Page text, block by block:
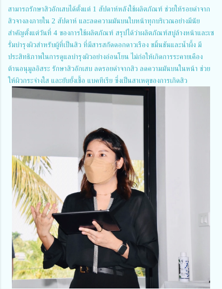
สามารถรักษาสิวอักเสบได้ตั้งแต่ 1 สัปดาห์หลังใช้ผลิตภัณฑ์ ช่วยให้รอยดำจาก
สิวจางลงภายใน 2 สัปดาห์ และลดความมันบนใบหน้าทุกบริเวณอย่างมีนัย
สำคัญตั้งแต่วันที่ 4 ของการใช้ผลิตภัณฑ์ สรุปได้ว่าผลิตภัณฑ์สบู่ล้างหน้าและเซ
รั่มบำรุงผิวสำหรับผู้ที่เป็นสิว ที่มีสารสกัดดอกดาวเรือง ขมิ้นชันและน้ำผึ้ง มี
ประสิทธิภาพในการดูแลบำรุงผิวอย่างอ่อนโยน ไม่ก่อให้เกิดการระคายเคือง
ต้านอนุมูลอิสระ รักษาสิวอักเสบ ลดรอยดำจากสิว ลดความมันบนในหน้า ช่วย
ให้ผิวกระจ่างใส และยับยั้งเชื้อ แบคทีเรีย ซึ่งเป็นสาเหตุของการเกิดสิว